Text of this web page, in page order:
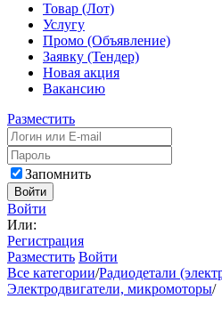
Товар (Лот)
Услугу
Промо (Объявление)
Заявку (Тендер)
Новая акция
Вакансию
Разместить
Запомнить
Войти
Войти
Или:
Регистрация
Разместить Войти
Все категории/Радиодетали
Электродвигатели, микромоторы/